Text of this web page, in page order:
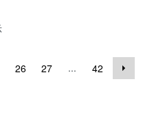
26 27 ... 42